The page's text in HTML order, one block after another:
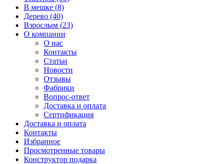
В мешке (8)
Дерево (40)
Взрослым (23)
О компании
О нас
Контакты
Статьи
Новости
Отзывы
Фабрики
Вопрос-ответ
Доставка и оплата
Сертификация
Доставка и оплата
Контакты
Избранное
Просмотренные товары
Конструктор подарка